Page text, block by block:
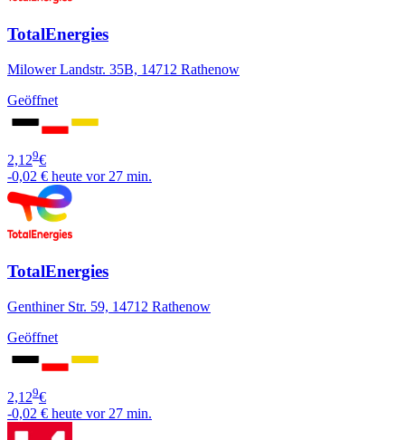
TotalEnergies
Milower Landstr. 35B, 14712 Rathenow
Geöffnet
2,129€
-0,02 € heute vor 27 min.
TotalEnergies
Genthiner Str. 59, 14712 Rathenow
Geöffnet
2,129€
-0,02 € heute vor 27 min.